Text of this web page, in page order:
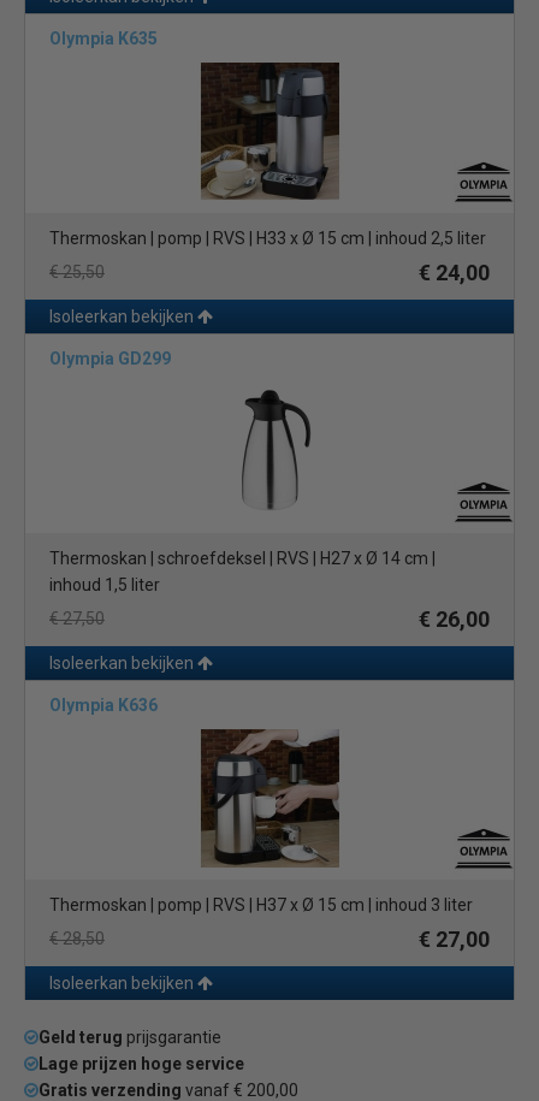
Olympia K635
Thermoskan | pomp | RVS | H33 x Ø 15 cm | inhoud 2,5 liter
€ 25,50
€ 24,00
Isoleerkan bekijken
Olympia GD299
Thermoskan | schroefdeksel | RVS | H27 x Ø 14 cm |
inhoud 1,5 liter
€ 27,50
€ 26,00
Isoleerkan bekijken
Olympia K636
Thermoskan | pomp | RVS | H37 x Ø 15 cm | inhoud 3 liter
€ 28,50
€ 27,00
Isoleerkan bekijken
Geld terug prijsgarantie
Lage prijzen hoge service
Gratis verzending vanaf € 200,00